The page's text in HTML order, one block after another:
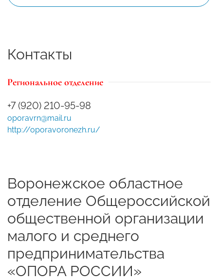
Контакты
Региональное отделение
+7 (920) 210-95-98
oporavrn@mail.ru
http://oporavoronezh.ru/
Воронежское областное
отделение Общероссийской
общественной организации
малого и среднего
предпринимательства
«ОПОРА РОССИИ»